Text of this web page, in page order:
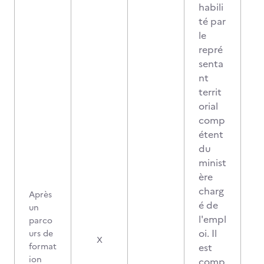
Après
un
parco
urs de
format
ion
X
habili
té par
le
repré
senta
nt
territ
orial
comp
étent
du
minist
ère
charg
é de
l'empl
oi. Il
est